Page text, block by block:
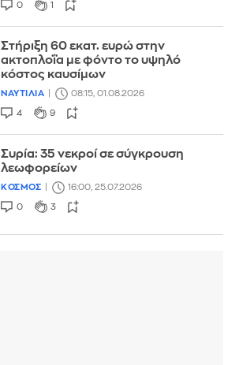
0 1
Στήριξη 60 εκατ. ευρώ στην
ακτοπλοΐα με φόντο το υψηλό
κόστος καυσίμων
ΝΑΥΤΙΛΙΑ 08:15, 01.08.2026
4 9
Συρία: 35 νεκροί σε σύγκρουση
λεωφορείων
ΚΟΣΜΟΣ 16:00, 25.07.2026
0 3